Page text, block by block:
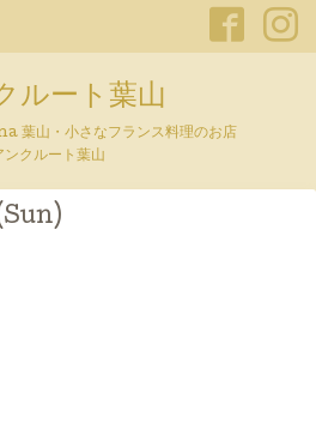
ルート葉山
山・小さなフランス料理のお店
ンクルート葉山